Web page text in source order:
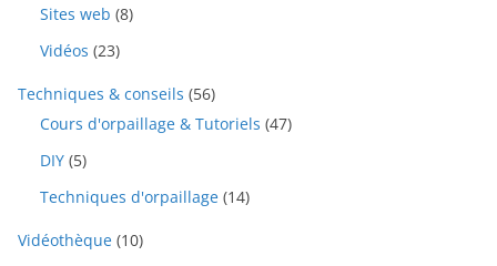
Sites web (8)
Vidéos (23)
Techniques & conseils (56)
Cours d'orpaillage & Tutoriels (47)
DIY (5)
Techniques d'orpaillage (14)
Vidéothèque (10)